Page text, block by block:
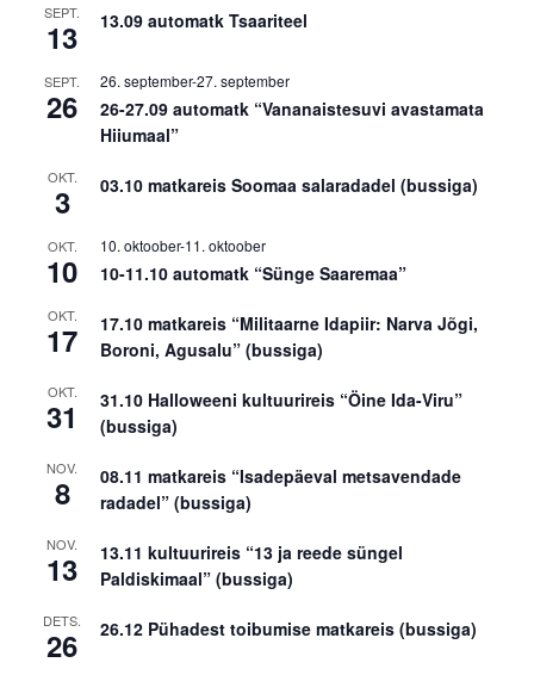
SEPT.
13 13.09 automatk Tsaariteel
SEPT.
26
26. september-27. september
26-27.09 automatk “Vananaistesuvi avastamata
Hiiumaal”
OKT.
3 03.10 matkareis Soomaa salaradadel (bussiga)
OKT.
10
10. oktoober-11. oktoober
10-11.10 automatk “Sünge Saaremaa”
OKT.
17
17.10 matkareis “Militaarne Idapiir: Narva Jõgi,
Boroni, Agusalu” (bussiga)
OKT.
31
31.10 Halloweeni kultuurireis “Öine Ida-Viru”
(bussiga)
NOV.
8
08.11 matkareis “Isadepäeval metsavendade
radadel” (bussiga)
NOV.
13
13.11 kultuurireis “13 ja reede süngel
Paldiskimaal” (bussiga)
DETS.
26 26.12 Pühadest toibumise matkareis (bussiga)